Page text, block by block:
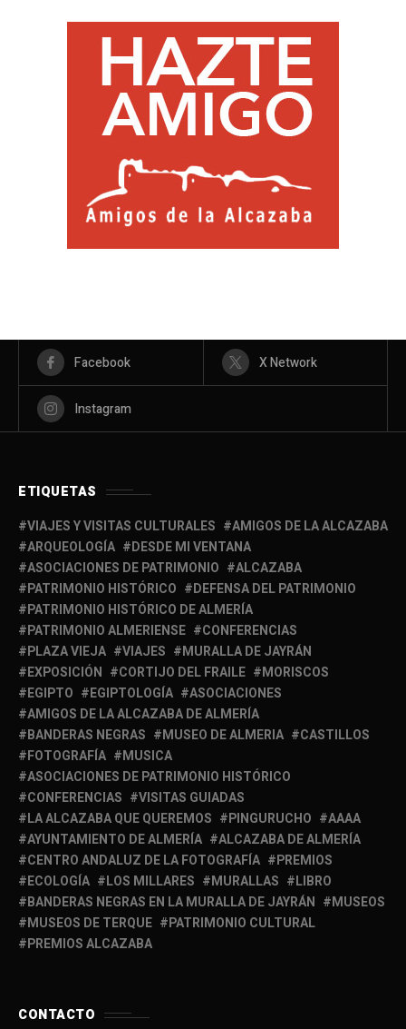
Facebook X Network
Instagram
ETIQUETAS
VIAJES Y VISITAS CULTURALES
AMIGOS DE LA ALCAZABA
ARQUEOLOGÍA
DESDE MI VENTANA
ASOCIACIONES DE PATRIMONIO
ALCAZABA
PATRIMONIO HISTÓRICO
DEFENSA DEL PATRIMONIO
PATRIMONIO HISTÓRICO DE ALMERÍA
PATRIMONIO ALMERIENSE
CONFERENCIAS
PLAZA VIEJA
VIAJES
MURALLA DE JAYRÁN
EXPOSICIÓN
CORTIJO DEL FRAILE
MORISCOS
EGIPTO
EGIPTOLOGÍA
ASOCIACIONES
AMIGOS DE LA ALCAZABA DE ALMERÍA
BANDERAS NEGRAS
MUSEO DE ALMERIA
CASTILLOS
FOTOGRAFÍA
MUSICA
ASOCIACIONES DE PATRIMONIO HISTÓRICO
CONFERENCIAS
VISITAS GUIADAS
LA ALCAZABA QUE QUEREMOS
PINGURUCHO
AAAA
AYUNTAMIENTO DE ALMERÍA
ALCAZABA DE ALMERÍA
CENTRO ANDALUZ DE LA FOTOGRAFÍA
PREMIOS
ECOLOGÍA
LOS MILLARES MURALLAS
LIBRO
BANDERAS NEGRAS EN LA MURALLA DE JAYRÁN
MUSEOS
MUSEOS DE TERQUE
PATRIMONIO CULTURAL
PREMIOS ALCAZABA
CONTACTO